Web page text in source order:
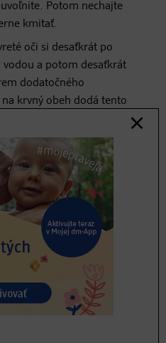
Potom nechajte
kmitať.
oči si desaťkrát po
vodou a potom desaťkrát
dodatočného
krvný obeh dodá tento
oči a podržte hlavu vonku
miernom slnečnom svetle.
pohybujte sem a
v lúčoch.
triky